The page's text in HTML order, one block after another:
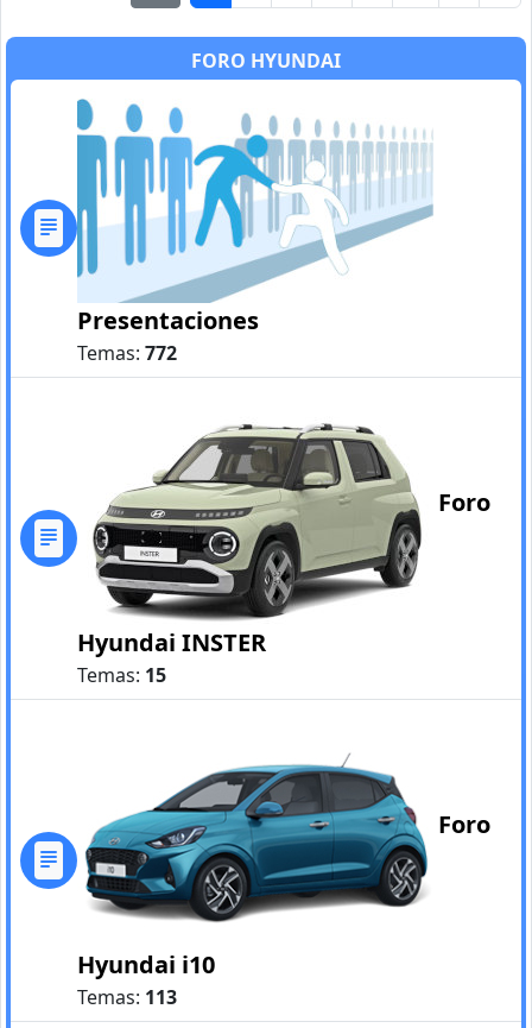
FORO HYUNDAI
Presentaciones
Temas: 772
Foro
Hyundai INSTER
Temas: 15
Foro
Hyundai i10
Temas: 113